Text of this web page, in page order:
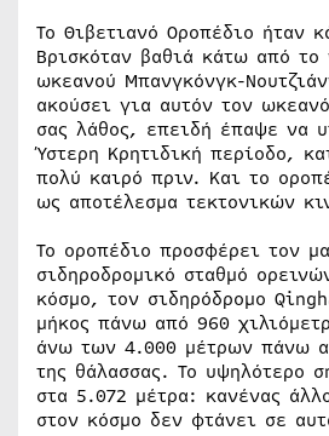
Το Θιβετιανό Οροπέδιο ήταν
Βρισκόταν βαθιά κάτω από
ωκεανού Μπανγκόνγκ-
ακούσει για αυτόν τον
σας λάθος, επειδή έπαψε να
Ύστερη Κρητιδική περίοδο,
πολύ καιρό πριν. Και το
ως αποτέλεσμα τεκτονικών
Το οροπέδιο προσφέρει τον
σιδηροδρομικό σταθμό
κόσμο, τον σιδηρόδρομο
μήκος πάνω από 960
άνω των 4.000 μέτρων πάνω
της θάλασσας. Το υψηλότερο
στα 5.072 μέτρα: κανένας
στον κόσμο δεν φτάνει σε